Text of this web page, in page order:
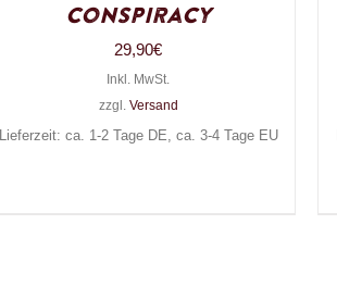
Conspiracy
29,90€
Inkl. MwSt.
zzgl. Versand
Lieferzeit: ca. 1-2 Tage DE, ca. 3-4 Tage EU